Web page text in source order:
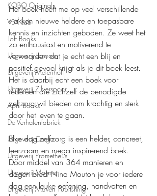
KOBO Originals
VBK Lab
Loft Books
Uitgeverij Lannoo
Uitgeverij Melenhoff
Uitgeverij Zilverspoor
April Books
De Verhalenfabriek
Uitgeverij Cargo
Uitgeverij Prometheus
Uitgeverij Marmer
Uitgeverij Maven Publishing
Het boek heeft me op veel verschillende
vlakken nieuwe heldere en toepasbare
kennis en inzichten geboden. Ze weet het
zo enthousiast en motiverend te
verwoorden dat je echt een blij en
positief gevoel krijgt als je dit boek leest.
Het is daarbij echt een boek voor
iedereen die zichzelf de benodigde
zelfzorg wil bieden om krachtig en sterk
door het leven te gaan.
Elke dag zelfzorg is een helder, concreet,
leerzaam en mega inspirerend boek.
Door middel van 364 manieren en
dagen biedt Nina Mouton je voor iedere
dag een leuke oefening, handvatten en